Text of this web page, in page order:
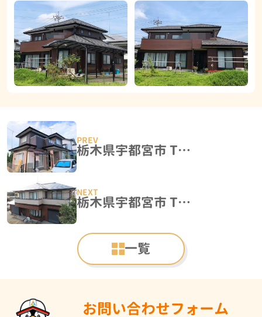
栃木県宇都宮市 T様邸 屋根塗装・外壁塗装工事
一覧
栃木県宇都宮市 T様邸 屋根塗装・外壁塗装工事
お問い合わせフォーム